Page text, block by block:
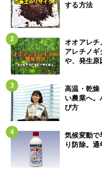
する方法
オオアレチ
アレチノ
や、発生原
高温・乾燥
い農業へ。
び方
気候変動で
り防除。通